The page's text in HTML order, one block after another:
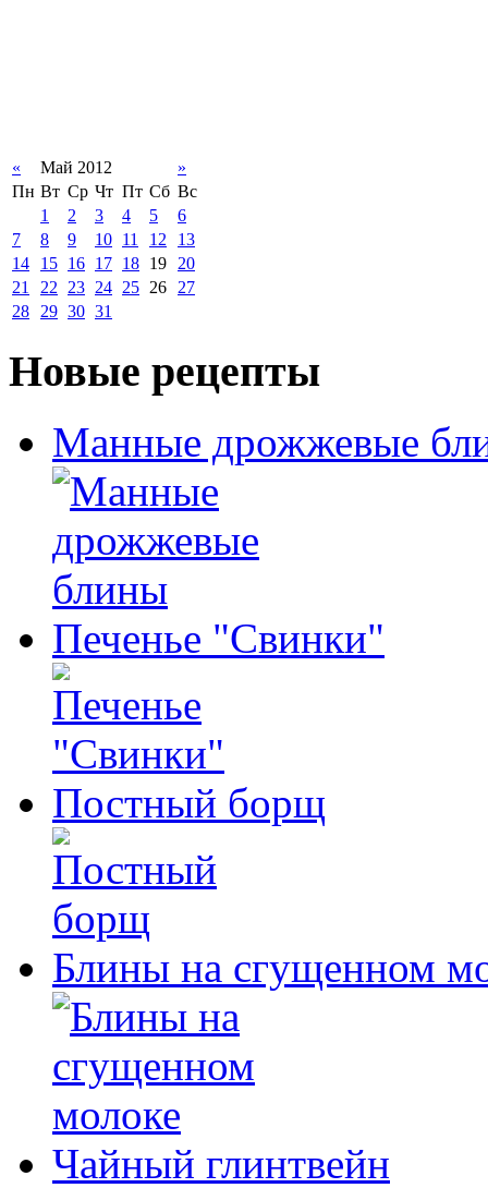
« Май 2012
»
Пн Вт Ср Чт Пт Сб Вс
1
2 3 4 5
6
7
8 9 10 11 12
13
14
15 16 17 18 19 20
21
22 23 24 25 26 27
28 29 30 31
Новые рецепты
Манные дрожжевые
Печенье "Свинки"
Постный борщ
Блины на сгущенном
Чайный глинтвейн